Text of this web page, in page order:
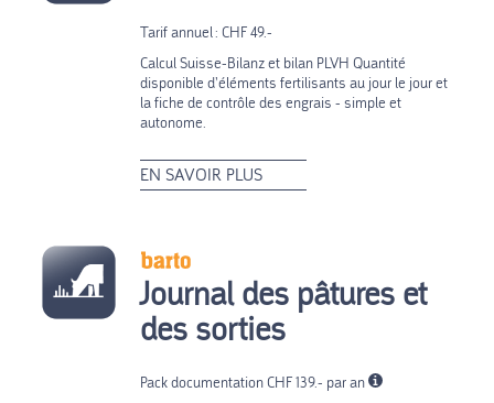
Tarif annuel : CHF 49.-
Calcul Suisse-Bilanz et bilan PLVH Quantité
disponible d’éléments fertilisants au jour le jour et
la fiche de contrôle des engrais - simple et
autonome.
EN SAVOIR PLUS
Journal des pâtures et
des sorties
Pack documentation CHF 139.- par an